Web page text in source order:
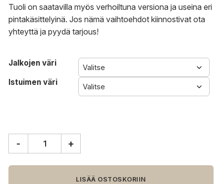
Tuoli on saatavilla myös verhoiltuna versiona ja useina eri
pintakäsittelyinä. Jos nämä vaihtoehdot kiinnostivat ota
yhteyttä ja pyydä tarjous!
Jalkojen väri
Istuimen väri
&
- +
LISÄÄ OSTOSKORIIN